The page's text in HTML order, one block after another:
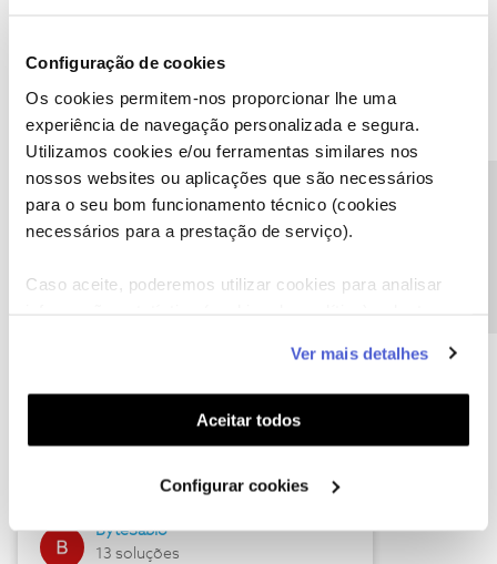
Configuração de cookies
Os cookies permitem-nos proporcionar lhe uma
experiência de navegação personalizada e segura.
Utilizamos cookies e/ou ferramentas similares nos
nossos websites ou aplicações que são necessários
para o seu bom funcionamento técnico (cookies
necessários para a prestação de serviço).
Caso aceite, poderemos utilizar cookies para analisar
funcionalidades (cookies de personalização e
funcionalidade) e adaptar anúncios aos seus interesses
(cookies de publicidade personalizada). Pode gerir a
utilização dos cookies clicando em "Configurar
Ver mais detalhes
Aceitar todos
Configurar cookies
Descubra as novidades de julho
Hall of Fame de julho
17 soluções
ByteSábio
13 soluções